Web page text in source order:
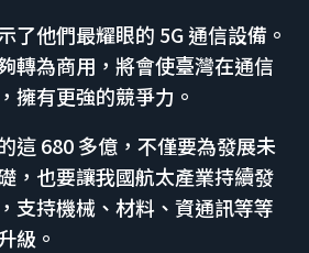
了他們最耀眼的 5G 通信設備。
轉為商用，將會使臺灣在通信
擁有更強的競爭力。
這 680 多億，不僅要為發展未
，也要讓我國航太產業持續發
支持機械、材料、資通訊等等
級。